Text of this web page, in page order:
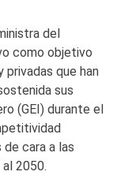
del
como objetivo
privadas que han
sus
(GEI) durante el
cara a las
2050.